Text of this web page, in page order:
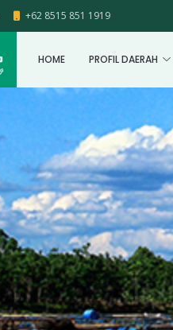
+62 8515 851 1919
HOME PROFIL DAERAH